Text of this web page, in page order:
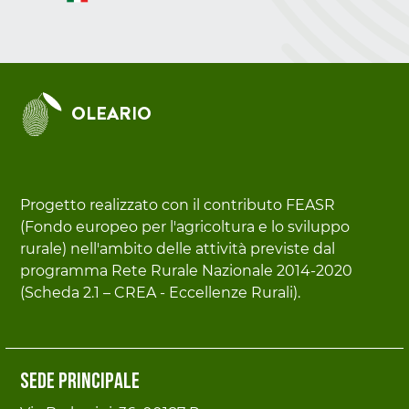
OLEARIO
Progetto realizzato con il contributo FEASR
(Fondo europeo per l'agricoltura e lo sviluppo
rurale) nell'ambito delle attività previste dal
programma Rete Rurale Nazionale 2014-2020
(Scheda 2.1 – CREA - Eccellenze Rurali).
Sede principale